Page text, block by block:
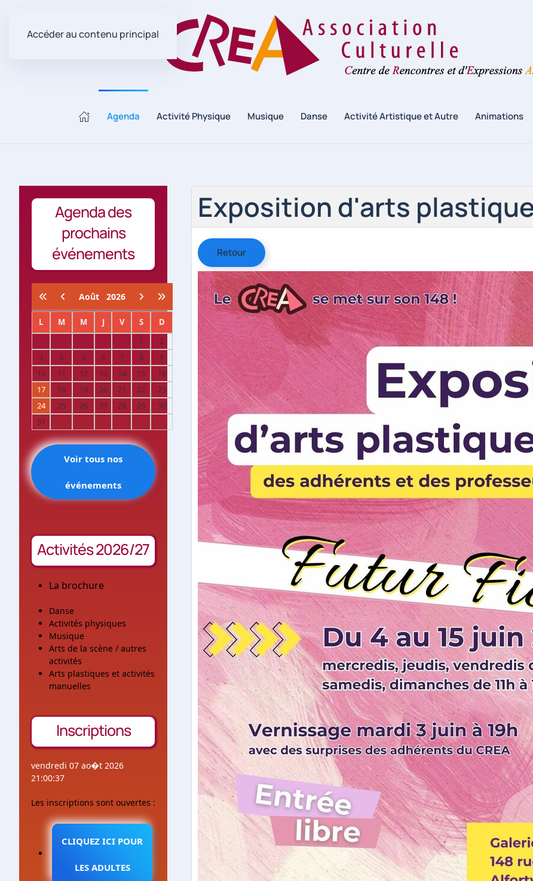
Accéder au contenu principal
Agenda Activité Physique Musique Danse Activité Artistique et Autre Animations
Exposition d'arts
Retour
Agenda des
prochains
événements
Août 2026
L M M J V S
D
1
2
3
4 5 6 7 8
9
10
11 12 13 14 15
16
17
18 19 20 21 22
23
24
25 26 27 28 29
30
31
Voir tous nos
événements
Activités 2026/27
La brochure
Danse
Activités physiques
Musique
Arts de la scène / autres
activités
Arts plastiques et activités
manuelles
Inscriptions
vendredi 07 ao�t 2026
21:00:37
Les inscriptions sont ouvertes :
CLIQUEZ ICI POUR
LES ADULTES